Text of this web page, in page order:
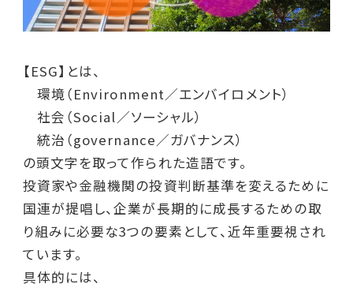
【ESG】とは、
環境（Environment／エンバイロメント）
社会（Social／ソーシャル）
統治（governance／ガバナンス）
の頭文字を取って作られた造語です。
投資家や金融機関の投資判断基準を変えるために
国連が提唱し、企業が長期的に成長するための取
り組みに必要な3つの要素として、近年重要視され
ています。
具体的には、